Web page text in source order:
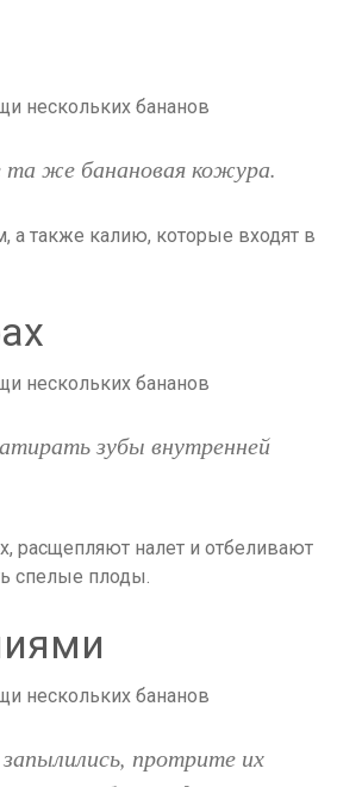
же банановая кожура.
а также калию, которые входят в
зубы внутренней
расщепляют налет и отбеливают
спелые плоды.
протрите их